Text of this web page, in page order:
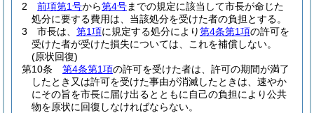
2
前項第1号から第4号までの規定に該当して市長が命じた
処分に要する費用は、当該処分を受けた者の負担とする。
3
市長は、 第1項に規定する処分により第4条第1項の許可を
受けた者が受けた損失については、これを補償しない。
(原状回復)
第10条
第4条第1項の許可を受けた者は、許可の期間が満了
したとき又は許可を受けた事由が消滅したときは、速やか
にその旨を市長に届け出るとともに自己の負担により公共
物を原状に回復しなければならない。